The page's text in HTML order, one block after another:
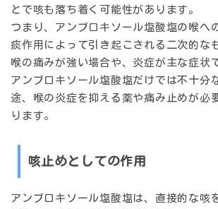
とで咳も落ち着く可能性があります。
つまり、アンブロキソール塩酸塩の喉へ
痰作用によって引き起こされる二次的な
喉の痛みが強い場合や、炎症が主な症状
アンブロキソール塩酸塩だけでは不十分
途、喉の炎症を抑える薬や痛み止めが必
ります。
咳止めとしての作用
アンブロキソール塩酸塩は、直接的な咳